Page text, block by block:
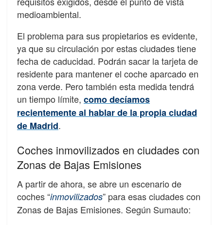
medioambiental.
El problema para sus propietarios es evidente,
ya que su circulación por estas ciudades tiene
fecha de caducidad. Podrán sacar la tarjeta de
residente para mantener el coche aparcado en
zona verde. Pero también esta medida tendrá
un tiempo límite, como decíamos
recientemente al hablar de la propia ciudad
de Madrid.
Coches inmovilizados en ciudades con
Zonas de Bajas Emisiones
A partir de ahora, se abre un escenario de
coches “inmovilizados” para esas ciudades con
Zonas de Bajas Emisiones. Según Sumauto: